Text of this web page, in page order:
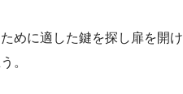
めに適した鍵を探し扉を開け
。